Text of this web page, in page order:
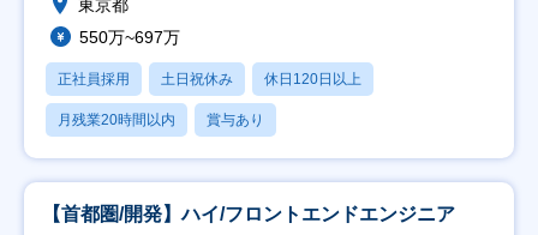
東京都
550万~697万
正社員採用 土日祝休み 休日120日以上
月残業20時間以内 賞与あり
【首都圏/開発】ハイ/フロントエンドエンジニア